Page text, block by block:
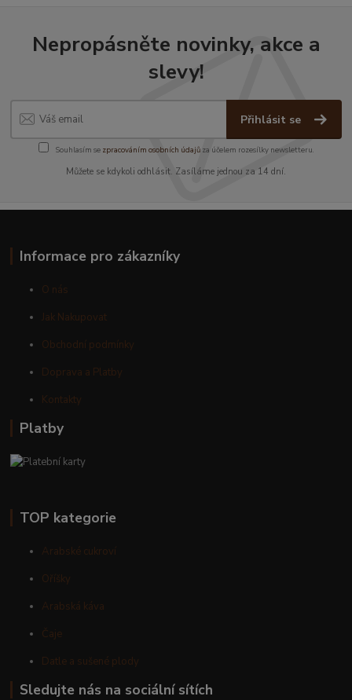
Nepropásněte novinky, akce a
slevy!
Přihlásit se
Souhlasím se zpracováním osobních údajůza účelem rozesílky newsletteru.
Můžete se kdykoli odhlásit. Zasíláme jednou za 14 dní.
Informace pro zákazníky
O nás
Jak Nakupovat
Obchodní podmínky
Doprava a Platby
Kontakty
Platby
TOP kategorie
Arabské cukroví
Oříšky
Arabská káva
Čaje
Datle a sušené plody
Sledujte nás na sociální sítích